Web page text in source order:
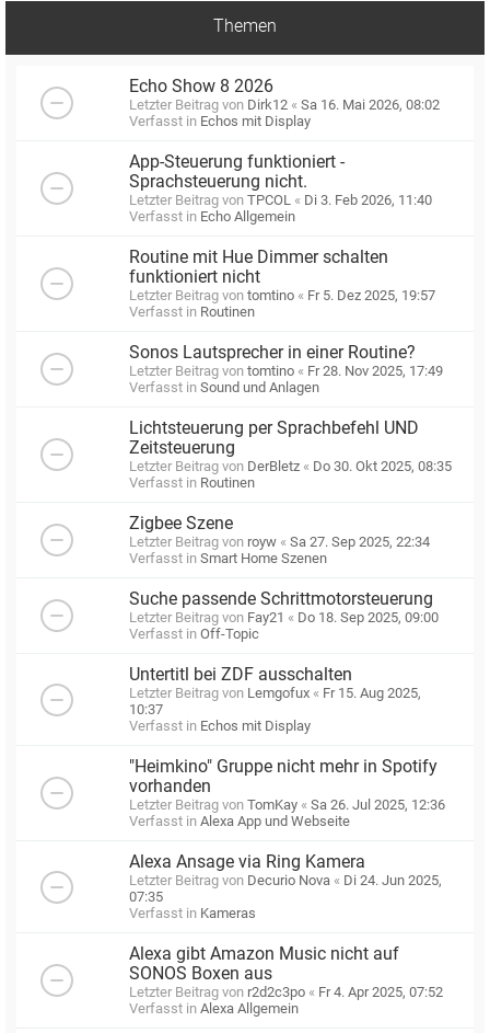
Themen
Echo Show 8 2026
Letzter Beitrag von Dirk12 « Sa 16. Mai 2026, 08:02
Verfasst in Echos mit Display
App-Steuerung funktioniert -
Sprachsteuerung nicht.
Letzter Beitrag von TPCOL « Di 3. Feb 2026, 11:40
Verfasst in Echo Allgemein
Routine mit Hue Dimmer schalten
funktioniert nicht
Letzter Beitrag von tomtino « Fr 5. Dez 2025, 19:57
Verfasst in Routinen
Sonos Lautsprecher in einer Routine?
Letzter Beitrag von tomtino « Fr 28. Nov 2025, 17:49
Verfasst in Sound und Anlagen
Lichtsteuerung per Sprachbefehl UND
Zeitsteuerung
Letzter Beitrag von DerBletz « Do 30. Okt 2025, 08:35
Verfasst in Routinen
Zigbee Szene
Letzter Beitrag von royw « Sa 27. Sep 2025, 22:34
Verfasst in Smart Home Szenen
Suche passende Schrittmotorsteuerung
Letzter Beitrag von Fay21 « Do 18. Sep 2025, 09:00
Verfasst in Off-Topic
Untertitl bei ZDF ausschalten
Letzter Beitrag von Lemgofux « Fr 15. Aug 2025,
10:37
Verfasst in Echos mit Display
"Heimkino" Gruppe nicht mehr in Spotify
vorhanden
Letzter Beitrag von TomKay « Sa 26. Jul 2025, 12:36
Verfasst in Alexa App und Webseite
Alexa Ansage via Ring Kamera
Letzter Beitrag von Decurio Nova « Di 24. Jun 2025,
07:35
Verfasst in Kameras
Alexa gibt Amazon Music nicht auf
SONOS Boxen aus
Letzter Beitrag von r2d2c3po « Fr 4. Apr 2025, 07:52
Verfasst in Alexa Allgemein